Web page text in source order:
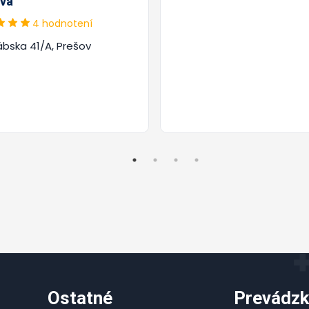
4 hodnotení
41/A, Prešov
Ostatné